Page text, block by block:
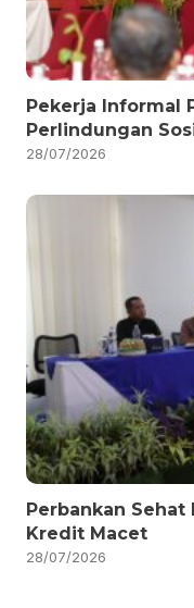
Pekerja Informal
Perlindungan
28/07/2026
Perbankan Sehat
Kredit Macet
28/07/2026